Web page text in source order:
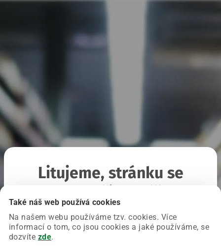
Také náš web používá cookies
Na našem webu používáme tzv. cookies. Více
informací o tom, co jsou cookies a jaké používáme, se
dozvíte zde.
Litujeme, stránku se
Chyba nastala na naší straně a už ji opravujeme.
Zkuste prosím znovu načíst požadovanou stránku.